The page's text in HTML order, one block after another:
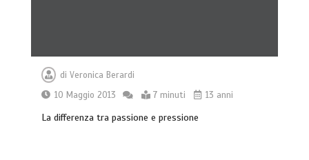
diVeronica Berardi
10 Maggio 2013
7 minuti 13 anni
La differenza tra passione e pressione